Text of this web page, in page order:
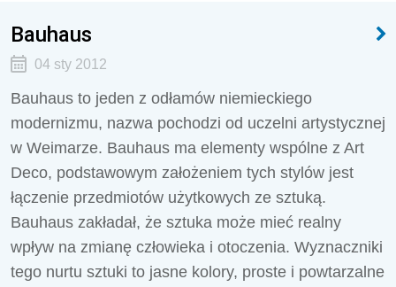
Bauhaus
04 sty 2012
Bauhaus to jeden z odłamów niemieckiego
modernizmu, nazwa pochodzi od uczelni artystycznej
w Weimarze. Bauhaus ma elementy wspólne z Art
Deco, podstawowym założeniem tych stylów jest
łączenie przedmiotów użytkowych ze sztuką.
Bauhaus zakładał, że sztuka może mieć realny
wpływ na zmianę człowieka i otoczenia. Wyznaczniki
tego nurtu sztuki to jasne kolory, proste i powtarzalne